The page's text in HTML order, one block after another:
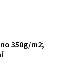
350g/m2;